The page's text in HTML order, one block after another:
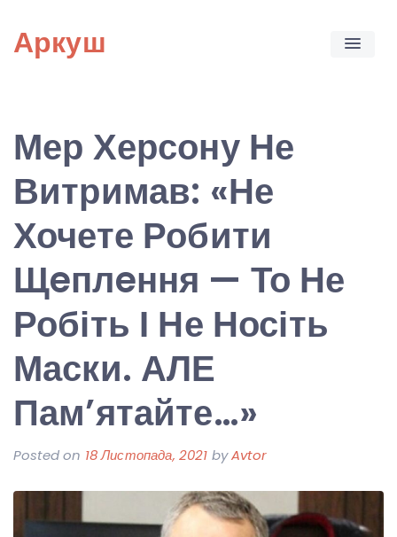
content
Аркуш
Мер Херсону Не
Витримав: «Не
Хочете Робити
Щeплeння — То Не
Робіть І Не Носіть
Маски. АЛЕ
Пам’ятайте…»
Posted on 18 Листопада, 2021 byAvtor